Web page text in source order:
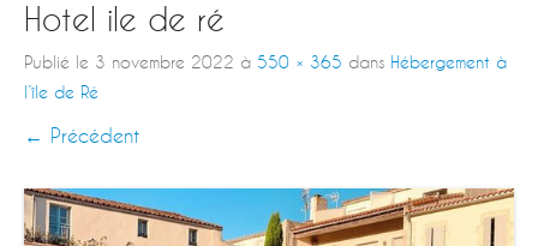
Hotel ile de ré
Publié le 3 novembre 2022 à 550 × 365 dans Hébergement à
l’île de Ré
← Précédent